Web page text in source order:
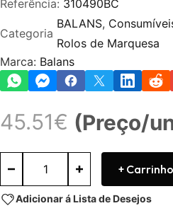
Referência: 310490BC
Categoria
BALANS,
Rolos de Marquesa
Marca: Balans
45.51€ (Preço/
+ Carrinho
Adicionar á Lista de Desejos